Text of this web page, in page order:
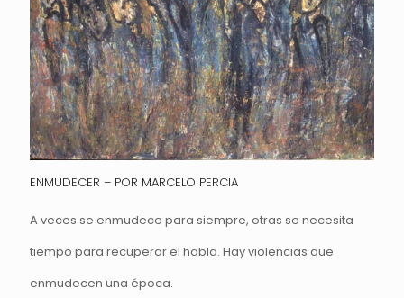
ENMUDECER – POR MARCELO PERCIA
A veces se enmudece para siempre, otras se necesita
tiempo para recuperar el habla. Hay violencias que
enmudecen una época.